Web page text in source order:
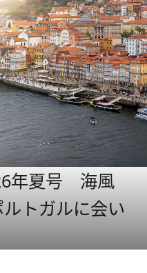
年夏号 海風
トガルに会い